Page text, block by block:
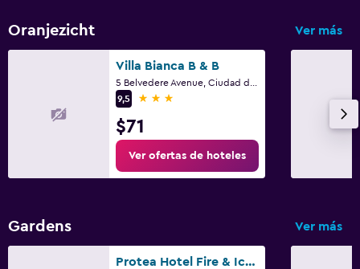
Oranjezicht Ver más
Villa Bianca B & B
9,5
3 estrellas
$71
Ver ofertas de hoteles
Gardens Ver más
Protea Hotel Fire & Ice! by Marriott Cape Town